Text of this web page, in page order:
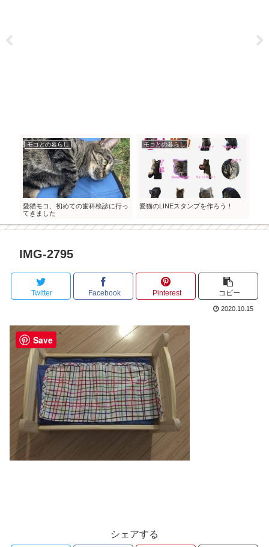
モコとの暮らし
愛猫モコ、初めての歯科検診に行っ
てきました
モコとの暮らし
愛猫のLINEスタンプを作ろう！
IMG-2795
Twitter Facebook Pinterest コピー
2020.10.15
シェアする
Save